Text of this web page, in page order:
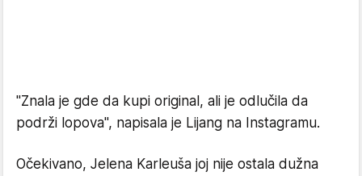
"Znala je gde da kupi original, ali je odlučila da
podrži lopova", napisala je Lijang na Instagramu.
Očekivano, Jelena Karleuša joj nije ostala dužna